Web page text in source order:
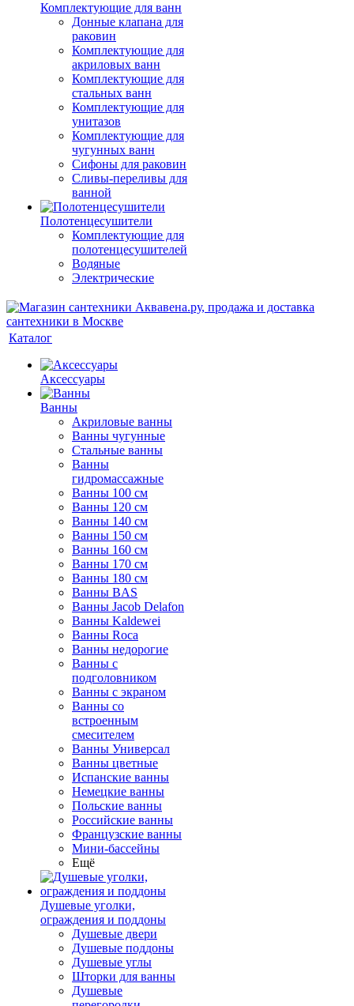
Комплектующие для ванн
Донные клапана для
раковин
Комплектующие для
акриловых ванн
Комплектующие для
стальных ванн
Комплектующие для
унитазов
Комплектующие для
чугунных ванн
Сифоны для раковин
Сливы-переливы для
ванной
Полотенцесушители
Комплектующие для
полотенцесушителей
Водяные
Электрические
Каталог
Аксессуары
Ванны
Акриловые ванны
Ванны чугунные
Стальные ванны
Ванны
гидромассажные
Ванны 100 см
Ванны 120 см
Ванны 140 см
Ванны 150 см
Ванны 160 см
Ванны 170 см
Ванны 180 см
Ванны BAS
Ванны Jacob Delafon
Ванны Kaldewei
Ванны Roca
Ванны недорогие
Ванны с
подголовником
Ванны с экраном
Ванны со
встроенным
смесителем
Ванны Универсал
Ванны цветные
Испанские ванны
Немецкие ванны
Польские ванны
Российские ванны
Французские ванны
Мини-бассейны
Ещё
Душевые уголки,
ограждения и поддоны
Душевые двери
Душевые поддоны
Душевые углы
Шторки для ванны
Душевые